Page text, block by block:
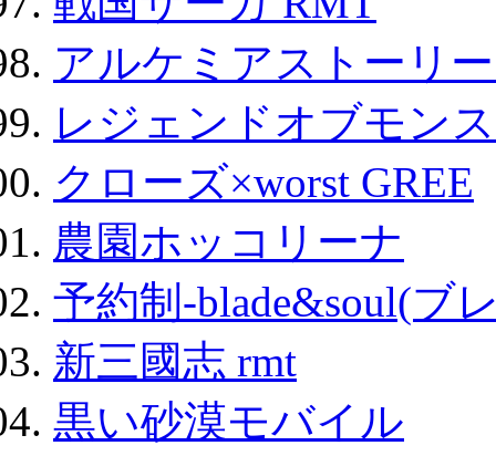
アルケミアストーリ
レジェンドオブモン
クローズ×worst GREE
農園ホッコリーナ
予約制-blade&soul(ブ
新三國志 rmt
黒い砂漠モバイル